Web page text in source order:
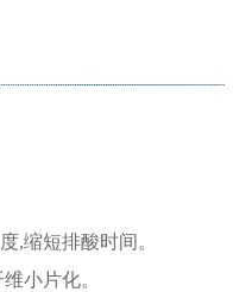
,缩短排酸时间。
小片化。